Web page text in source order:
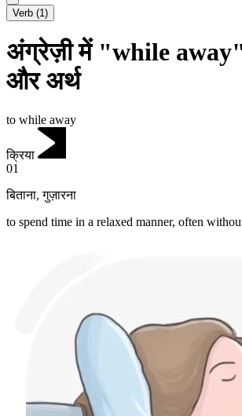
Verb (1)
अंग्रेज़ी में "while
और अर्थ
to while away
क्रिया
01
बिताना,गुज़ारना
to spend time in a relaxed manner, often